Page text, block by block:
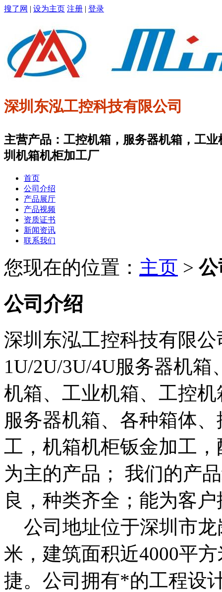
搜了网 | 设为主页 注册 | 登录
深圳东泓工控科技有限公司
主营产品：工控机箱，服务器机箱，工
圳机箱机柜加工厂
首页
公司介绍
产品展厅
产品视频
资质证书
新闻资讯
联系我们
您现在的位置： 主页 >
公司介绍
深圳东泓工控科技有限
1U/2U/3U/4U服务器机箱
机箱、工业机箱、工控
服务器机箱、各种箱体
工，机箱机柜钣金加工
为主的产品； 我们的产
良，种类齐全；能为客
公司地址位于深圳市龙
米，建筑面积近4000平
捷。公司拥有*的工程设